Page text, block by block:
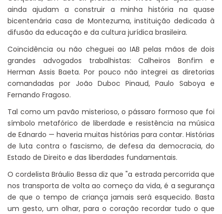
ainda ajudam a construir a minha história na quase
bicentenária casa de Montezuma, instituição dedicada à
difusão da educação e da cultura jurídica brasileira.
Coincidência ou não cheguei ao IAB pelas mãos de dois
grandes advogados trabalhistas: Calheiros Bonfim e
Herman Assis Baeta. Por pouco não integrei as diretorias
comandadas por João Duboc Pinaud, Paulo Saboya e
Fernando Fragoso.
Tal como um pavão misterioso, o pássaro formoso que foi
símbolo metafórico de liberdade e resistência na música
de Ednardo — haveria muitas histórias para contar. Histórias
de luta contra o fascismo, de defesa da democracia, do
Estado de Direito e das liberdades fundamentais.
O cordelista Bráulio Bessa diz que "a estrada percorrida que
nos transporta de volta ao começo da vida, é a segurança
de que o tempo de criança jamais será esquecido. Basta
um gesto, um olhar, para o coração recordar tudo o que